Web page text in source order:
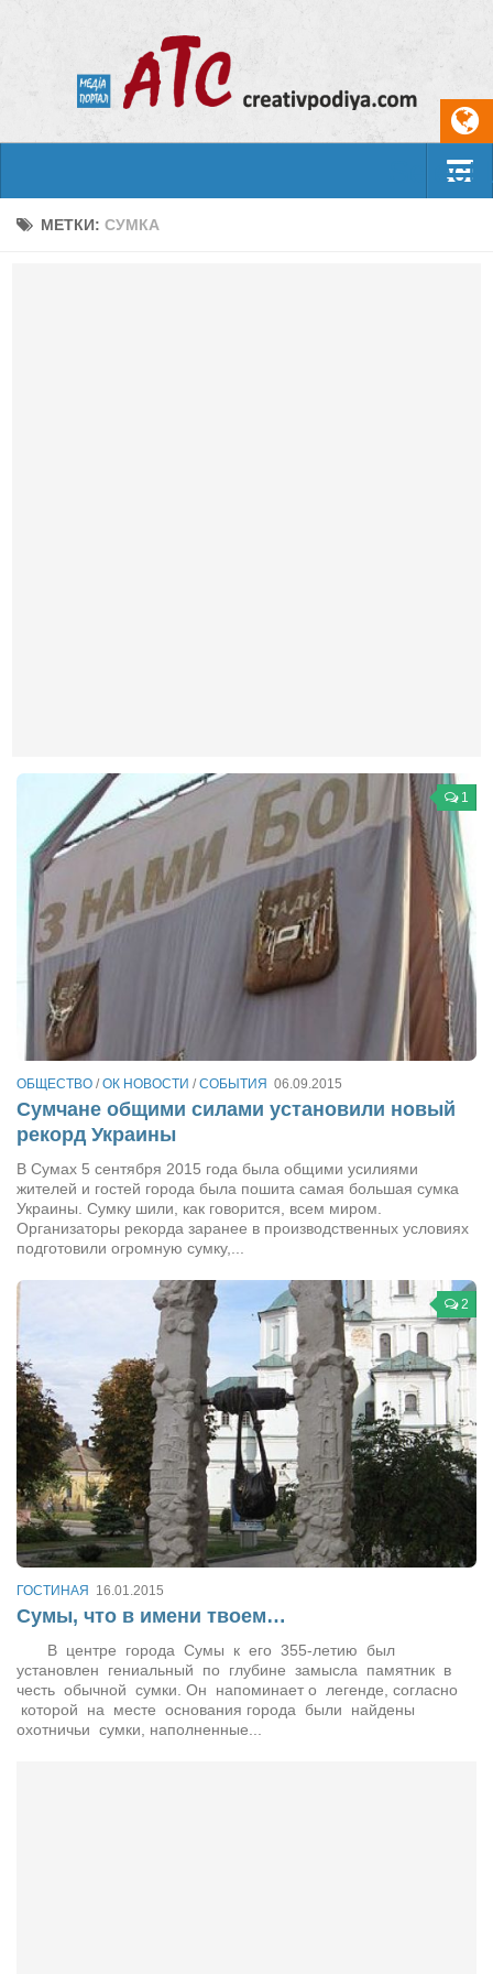
События
Деньги
Традиции
Опросы
Экология
Здоровье
Здоровый образ жизни
Сам себе доктор
Активный отдых
Досье
Лариса Ильченко
Орест Коваль
Тамара Кубракова
Елена Мельник
Вера Паненко
Семён Салатенко
Сергей Шепилов
Актёры
Валентин Бурый
Артём Мяус
Александра Сокол
Барды
Владимир Айзенберг
Игорь Добровольский
Ольга Козаченко
Оксана Скоробагатская
МЕТКИ: СУМКА
1
ОБЩЕСТВО /ОК НОВОСТИ /СОБЫТИЯ 06.09.2015
Сумчане общими силами установили новый
рекорд Украины
В Сумах 5 сентября 2015 года была общими усилиями
жителей и гостей города была пошита самая большая сумка
Украины. Сумку шили, как говорится, всем миром.
Организаторы рекорда заранее в производственных условиях
подготовили огромную сумку,...
2
ГОСТИНАЯ 16.01.2015
Сумы, что в имени твоем…
В центре города Сумы к его 355-летию был
установлен гениальный по глубине замысла памятник в
честь обычной сумки. Он напоминает о легенде, согласно
которой на месте основания города были найдены
охотничьи сумки, наполненные...